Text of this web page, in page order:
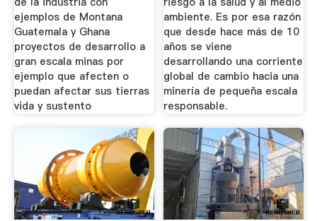
ejemplos de Montana
Guatemala y Ghana
proyectos de desarrollo a
gran escala minas por
ejemplo que afecten o
puedan afectar sus tierras
vida y sustento
ambiente. Es por esa razón
que desde hace más de 10
años se viene
desarrollando una corriente
global de cambio hacia una
minería de pequeña escala
responsable.